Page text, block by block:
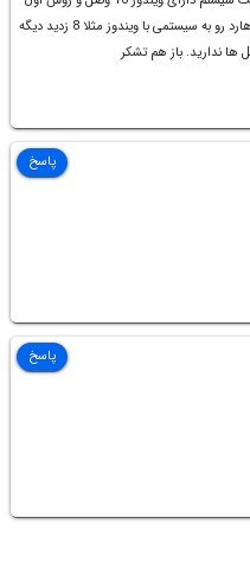
را انجام بدید. بعد اگر هارد رو به سیستمی با ویندوز مثلا 8 زدید دیگه
ها ندارید. باز هم تشکر
پاسخ
پاسخ